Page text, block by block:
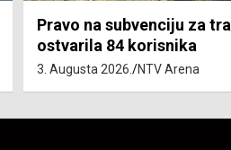
Pravo na subvenciju za
ostvarila 84 korisnika
3. Augusta 2026. NTV Arena